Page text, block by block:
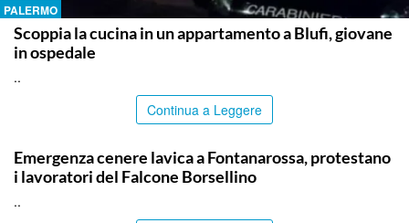
PALERMO
Scoppia la cucina in un appartamento a Blufi, giovane
in ospedale
..
Continua a Leggere
Emergenza cenere lavica a Fontanarossa, protestano
i lavoratori del Falcone Borsellino
..